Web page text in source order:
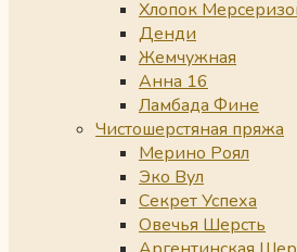
Хлопок
Денди
Жемчужная
Анна 16
Ламбада Фине
Чистошерстяная пряжа
Мерино Роял
Эко Вул
Секрет Успеха
Овечья Шерсть